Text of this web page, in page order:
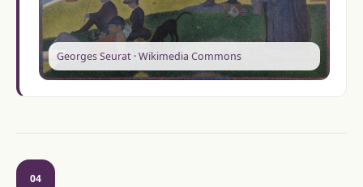
Georges Seurat · Wikimedia Commons
04